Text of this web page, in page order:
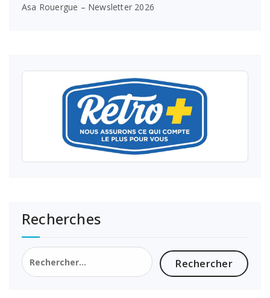
Asa Rouergue – Newsletter 2026
Recherches
Rechercher :